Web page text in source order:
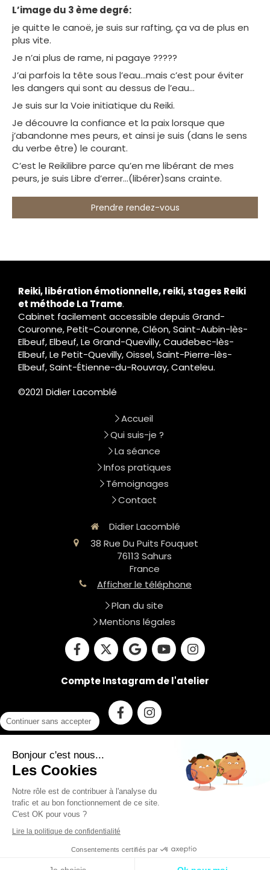
L’image du 3 ème degré:
je quitte le canoë, je suis sur rafting, ça va de plus en
plus vite.
Je n’ai plus de rame, ni pagaye ?????
J’ai parfois la tête sous l’eau…mais c’est pour éviter
les dangers qui sont au dessus de l’eau…
Je suis sur la Voie initiatique du Reiki.
Je découvre la confiance et la paix lorsque que
j’abandonne mes peurs, et ainsi je suis (dans le sens
du verbe être) le courant.
C’est le Reikilibre parce qu’en me libérant de mes
peurs, je suis Libre d’errer…(libérer)sans crainte.
Prendre rendez-vous
Reiki, libération émotionnelle, reiki, stages Reiki
et méthode La Trame.
Cabinet facilement accessible depuis Grand-
Couronne, Petit-Couronne, Cléon, Saint-Aubin-lès-
Elbeuf, Elbeuf, Le Grand-Quevilly, Caudebec-lès-
Elbeuf, Le Petit-Quevilly, Oissel, Saint-Pierre-lès-
Elbeuf, Saint-Étienne-du-Rouvray, Canteleu.
©2021 Didier Lacomblé
Accueil
Qui suis-je ?
La séance
Infos pratiques
Témoignages
Contact
Didier Lacomblé
38 Rue Du Puits Fouquet
76113 Sahurs
France
Afficher le téléphone
Plan du site
Mentions légales
Compte Instagram de l'atelier
Du
Prendre rendez-vous
Création et référencement du site par Simplébo
Site partenaire deMedoucine
Continuer sans accepter
Bonjour c'est nous...
Les Cookies
Notre rôle est de contribuer à l'analyse du
trafic et au bon fonctionnement de ce site.
C'est OK pour vous ?
Lire la politique de confidentialité
Consentements certifiés par